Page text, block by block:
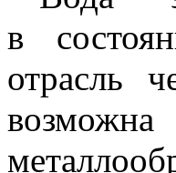
в
отрасль